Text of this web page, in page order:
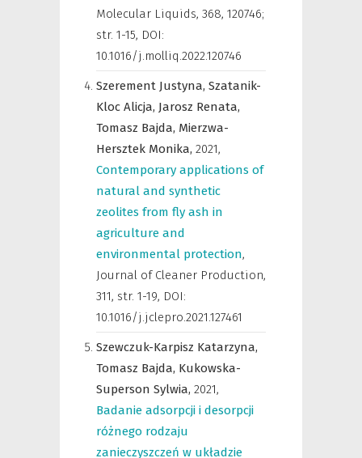
Molecular Liquids, 368, 120746;
str. 1-15, DOI:
10.1016/j.molliq.2022.120746
Szerement Justyna, Szatanik-
Kloc Alicja, Jarosz Renata,
Tomasz Bajda, Mierzwa-
Hersztek Monika, 2021,
Contemporary applications of
natural and synthetic
zeolites from fly ash in
agriculture and
environmental protection,
Journal of Cleaner Production,
311, str. 1-19, DOI:
10.1016/j.jclepro.2021.127461
Szewczuk-Karpisz Katarzyna,
Tomasz Bajda, Kukowska-
Superson Sylwia, 2021,
Badanie adsorpcji i desorpcji
różnego rodzaju
zanieczyszczeń w układzie